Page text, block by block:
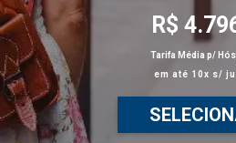
R$
Tarifa Média p/
em até 10x s/